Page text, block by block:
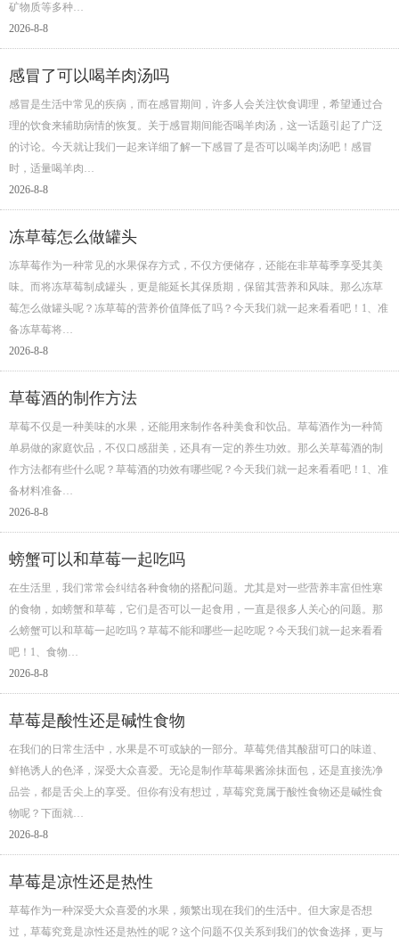
矿物质等多种…
2026-8-8
感冒了可以喝羊肉汤吗
感冒是生活中常见的疾病，而在感冒期间，许多人会关注饮食调理，希望通过合
理的饮食来辅助病情的恢复。关于感冒期间能否喝羊肉汤，这一话题引起了广泛
的讨论。今天就让我们一起来详细了解一下感冒了是否可以喝羊肉汤吧！感冒
时，适量喝羊肉…
2026-8-8
冻草莓怎么做罐头
冻草莓作为一种常见的水果保存方式，不仅方便储存，还能在非草莓季享受其美
味。而将冻草莓制成罐头，更是能延长其保质期，保留其营养和风味。那么冻草
莓怎么做罐头呢？冻草莓的营养价值降低了吗？今天我们就一起来看看吧！1、准
备冻草莓将…
2026-8-8
草莓酒的制作方法
草莓不仅是一种美味的水果，还能用来制作各种美食和饮品。草莓酒作为一种简
单易做的家庭饮品，不仅口感甜美，还具有一定的养生功效。那么关草莓酒的制
作方法都有些什么呢？草莓酒的功效有哪些呢？今天我们就一起来看看吧！1、准
备材料准备…
2026-8-8
螃蟹可以和草莓一起吃吗
在生活里，我们常常会纠结各种食物的搭配问题。尤其是对一些营养丰富但性寒
的食物，如螃蟹和草莓，它们是否可以一起食用，一直是很多人关心的问题。那
么螃蟹可以和草莓一起吃吗？草莓不能和哪些一起吃呢？今天我们就一起来看看
吧！1、食物…
2026-8-8
草莓是酸性还是碱性食物
在我们的日常生活中，水果是不可或缺的一部分。草莓凭借其酸甜可口的味道、
鲜艳诱人的色泽，深受大众喜爱。无论是制作草莓果酱涂抹面包，还是直接洗净
品尝，都是舌尖上的享受。但你有没有想过，草莓究竟属于酸性食物还是碱性食
物呢？下面就…
2026-8-8
草莓是凉性还是热性
草莓作为一种深受大众喜爱的水果，频繁出现在我们的生活中。但大家是否想
过，草莓究竟是凉性还是热性的呢？这个问题不仅关系到我们的饮食选择，更与